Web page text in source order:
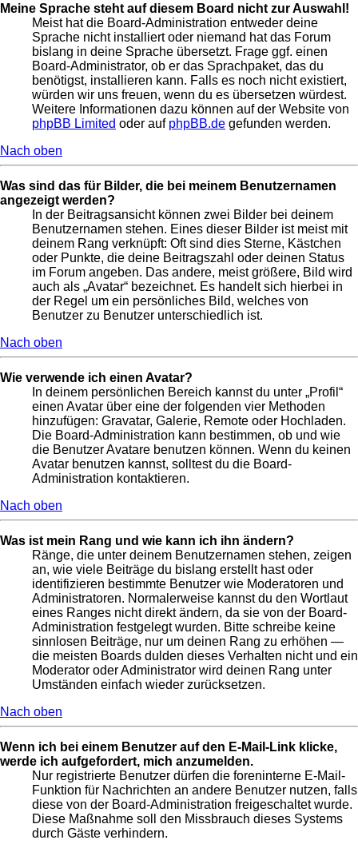
Meine Sprache steht auf diesem Board nicht zur Auswahl!
Meist hat die Board-Administration entweder deine
Sprache nicht installiert oder niemand hat das Forum
bislang in deine Sprache übersetzt. Frage ggf. einen
Board-Administrator, ob er das Sprachpaket, das du
benötigst, installieren kann. Falls es noch nicht existiert,
würden wir uns freuen, wenn du es übersetzen würdest.
Weitere Informationen dazu können auf der Website von
phpBB Limited oder auf phpBB.de gefunden werden.
Nach oben
Was sind das für Bilder, die bei meinem Benutzernamen
angezeigt werden?
In der Beitragsansicht können zwei Bilder bei deinem
Benutzernamen stehen. Eines dieser Bilder ist meist mit
deinem Rang verknüpft: Oft sind dies Sterne, Kästchen
oder Punkte, die deine Beitragszahl oder deinen Status
im Forum angeben. Das andere, meist größere, Bild wird
auch als „Avatar“ bezeichnet. Es handelt sich hierbei in
der Regel um ein persönliches Bild, welches von
Benutzer zu Benutzer unterschiedlich ist.
Nach oben
Wie verwende ich einen Avatar?
In deinem persönlichen Bereich kannst du unter „Profil“
einen Avatar über eine der folgenden vier Methoden
hinzufügen: Gravatar, Galerie, Remote oder Hochladen.
Die Board-Administration kann bestimmen, ob und wie
die Benutzer Avatare benutzen können. Wenn du keinen
Avatar benutzen kannst, solltest du die Board-
Administration kontaktieren.
Nach oben
Was ist mein Rang und wie kann ich ihn ändern?
Ränge, die unter deinem Benutzernamen stehen, zeigen
an, wie viele Beiträge du bislang erstellt hast oder
identifizieren bestimmte Benutzer wie Moderatoren und
Administratoren. Normalerweise kannst du den Wortlaut
eines Ranges nicht direkt ändern, da sie von der Board-
Administration festgelegt wurden. Bitte schreibe keine
sinnlosen Beiträge, nur um deinen Rang zu erhöhen —
die meisten Boards dulden dieses Verhalten nicht und ein
Moderator oder Administrator wird deinen Rang unter
Umständen einfach wieder zurücksetzen.
Nach oben
Wenn ich bei einem Benutzer auf den E-Mail-Link klicke,
werde ich aufgefordert, mich anzumelden.
Nur registrierte Benutzer dürfen die foreninterne E-Mail-
Funktion für Nachrichten an andere Benutzer nutzen, falls
diese von der Board-Administration freigeschaltet wurde.
Diese Maßnahme soll den Missbrauch dieses Systems
durch Gäste verhindern.